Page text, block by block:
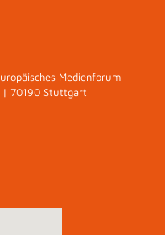
Medienforum
| 70190 Stuttgart